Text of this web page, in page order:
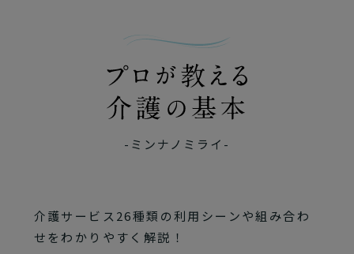
-ミンナノミライ-
介護サービス26種類の利用シーンや組み合わ
せをわかりやすく解説！